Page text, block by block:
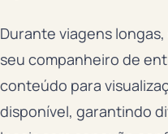
Durante viagens
seu companheiro de
conteúdo para
disponível, garantindo